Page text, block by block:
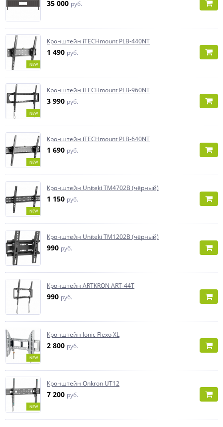
35 000 руб.
NEW
Кронштейн iTECHmount PLB-440NT
1 490 руб.
NEW
Кронштейн iTECHmount PLB-960NT
3 990 руб.
NEW
Кронштейн iTECHmount PLB-640NT
1 690 руб.
NEW
Кронштейн Uniteki TM4702B (чёрный)
1 150 руб.
Кронштейн Uniteki TM1202B (чёрный)
990 руб.
Кронштейн ARTKRON ART-44T
990 руб.
NEW
Кронштейн Ionic Flexo XL
2 800 руб.
NEW
Кронштейн Onkron UT12
7 200 руб.